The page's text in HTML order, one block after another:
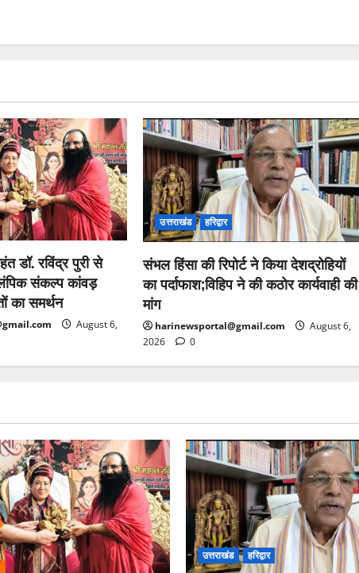
डॉ. रविंद्र पुरी से
संकल्प कांवड़
का समर्थन
August 6,
उत्तराखंड हरिद्वार
संभल हिंसा की रिपोर्ट ने किया देशद्रोहियों
का पर्दाफाश;विहिप ने की कठोर कार्यवाही की
मांग
harinewsportal@gmail.com
August 6,
2026
0
उत्तराखंड हरिद्वार